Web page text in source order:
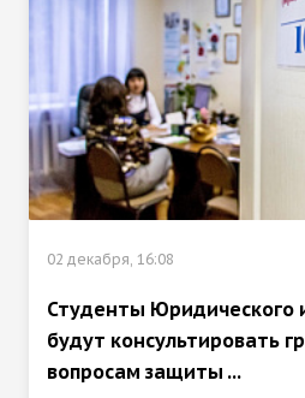
02 декабря, 16:08
Студенты Юридического
будут консультировать
вопросам защиты ...